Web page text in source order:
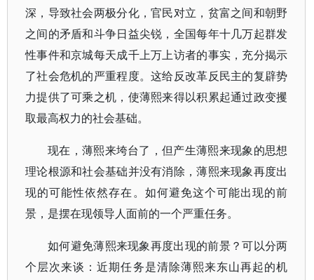
深，导致社会两极分化，官民对立，贫富之间和朝野
之间的矛盾和斗争日益尖锐，全国每年十几万起群发
性事件和京城每天成千上万上访者的事实，充分揭示
了社会危机的严重程度。这给反改革反民主的复辟势
力提供了可乘之机，使薄熙来得以积累起通过政变攫
取最高权力的社会基础。
现在，薄熙来垮台了，但产生薄熙来现象的思想
理论根源和社会基础并没有消除，薄熙来现象再度出
现的可能性依然存在。如何避免这个可能出现的前
景，是摆在现领导人面前的一个严重任务。
如何避免薄熙来现象再度出现的前景？可以分两
个层次来谈：近期任务是清除薄熙来东山再起的机